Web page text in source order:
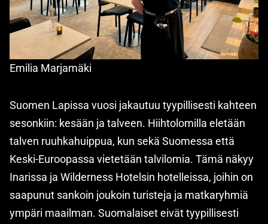
Emilia Marjamäki
Suomen Lapissa vuosi jakautuu tyypillisesti kahteen
sesonkiin: kesään ja talveen. Hiihtolomilla eletään
talven ruuhkahuippua, kun sekä Suomessa että
Keski-Euroopassa vietetään talvilomia. Tämä näkyy
Inarissa ja Wilderness Hotelsin hotelleissa, joihin on
saapunut sankoin joukoin turisteja ja matkaryhmiä
ympäri maailman. Suomalaiset eivät tyypillisesti